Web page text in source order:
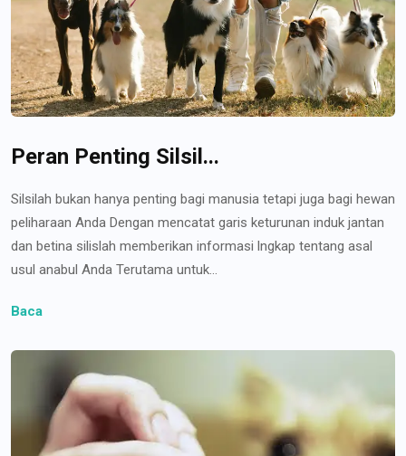
Peran Penting Silsil...
Silsilah bukan hanya penting bagi manusia tetapi juga bagi hewan
peliharaan Anda Dengan mencatat garis keturunan induk jantan
dan betina silislah memberikan informasi lngkap tentang asal
usul anabul Anda Terutama untuk...
Baca